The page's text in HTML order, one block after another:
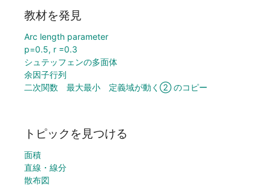
教材を発見
Arc length parameter
p=0.5, r =0.3
シュテッフェンの多面体
余因子行列
二次関数 最大最小 定義域が動く② のコピー
トピックを見つける
面積
直線・線分
散布図